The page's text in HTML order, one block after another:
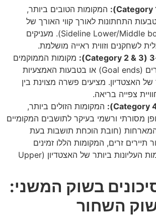
המקומות הטובים ביותר,
התחתונות לאורך קווי האורך של
המגרש (Sideline Lower/Middle bowls). מעניקים
לשחקנים וזווית ראייה מושלמת.
מקומות הממוקמים
מאחורי השערים (Goal ends) או בטבעות האמצעיות
של האצטדיון. מציעים פשרה מצוינת בין
צפייה בריאה.
המקומות הזולים ביותר,
מסורתי ורשמי בעיקר לתושבים המקומיים
(חובת הוכחת תושבות בעת
תיירים זרים, המקומות הללו זמינים
במשורה בקומות העליונות ביותר של האצטדיון (Upper
סיכונים בשוק המשני:
השחור